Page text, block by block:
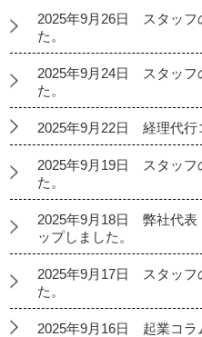
2025年9月26日 スタッフ
た。
2025年9月24日 スタッフ
た。
2025年9月22日 経理代行
2025年9月19日 スタッフ
た。
2025年9月18日 弊社代表
ップしました。
2025年9月17日 スタッフ
た。
2025年9月16日 起業コラ